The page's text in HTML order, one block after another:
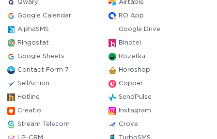
Qwary Airtable
Google Calendar RO App
AlphaSMS Google Drive
Ringostat Binotel
Google Sheets Rozetka
Contact Form 7 Horoshop
SellAction Copper
Hotline SendPulse
Creatio Instagram
Stream Telecom Crove
LP-CRM TurboSMS